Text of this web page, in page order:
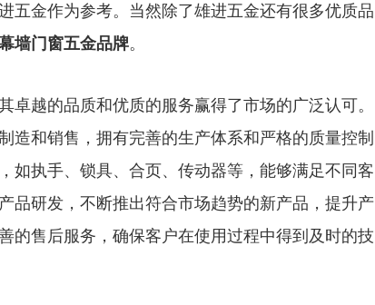
金作为参考。当然除了雄进五金还有很多优质品
墙门窗五金品牌。
越的品质和优质的服务赢得了市场的广泛认可。
造和销售，拥有完善的生产体系和严格的质量控制
如执手、锁具、合页、传动器等，能够满足不同客
品研发，不断推出符合市场趋势的新产品，提升产
的售后服务，确保客户在使用过程中得到及时的技